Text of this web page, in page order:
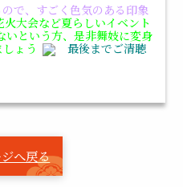
で、すごく色気のある印象
火大会など夏らしいイベント
いという方、是非舞妓に変身
ょう
最後までご清聴
へ戻る